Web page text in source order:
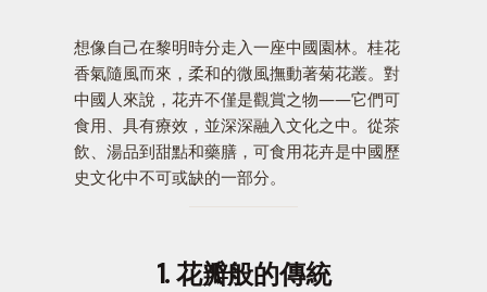
想像自己在黎明時分走入一座中國園林。桂花
香氣隨風而來，柔和的微風撫動著菊花叢。對
中國人來說，花卉不僅是觀賞之物——它們可
食用、具有療效，並深深融入文化之中。從茶
飲、湯品到甜點和藥膳，可食用花卉是中國歷
史文化中不可或缺的一部分。
1. 花瓣般的傳統